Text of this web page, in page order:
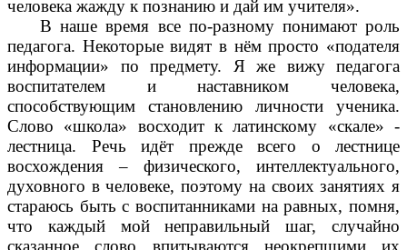
человека жажду к познанию и дай им учителя».
В наше время все по-разному понимают роль
педагога. Некоторые видят в нём просто «подателя
информации» по предмету. Я же вижу педагога
воспитателем и наставником человека,
способствующим становлению личности ученика.
Слово «школа» восходит к латинскому «скале» -
лестница. Речь идёт прежде всего о лестнице
восхождения – физического, интеллектуального,
духовного в человеке, поэтому на своих занятиях я
стараюсь быть с воспитанниками на равных, помня,
что каждый мой неправильный шаг, случайно
сказанное слово впитываются неокрепшими их